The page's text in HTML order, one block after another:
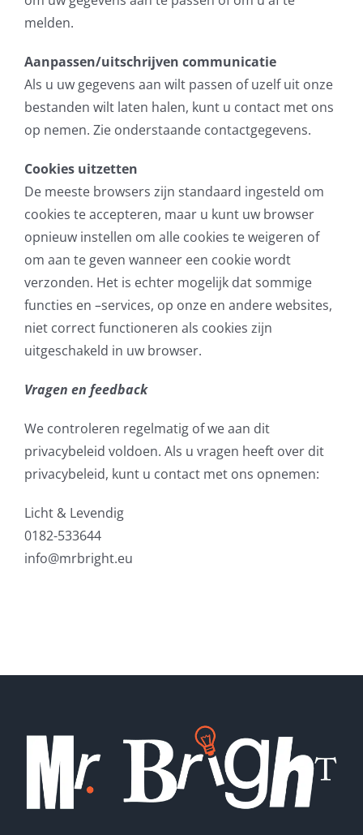
melden.
Aanpassen/uitschrijven communicatie
Als u uw gegevens aan wilt passen of uzelf uit onze
bestanden wilt laten halen, kunt u contact met ons
op nemen. Zie onderstaande contactgegevens.
Cookies uitzetten
De meeste browsers zijn standaard ingesteld om
cookies te accepteren, maar u kunt uw browser
opnieuw instellen om alle cookies te weigeren of
om aan te geven wanneer een cookie wordt
verzonden. Het is echter mogelijk dat sommige
functies en –services, op onze en andere websites,
niet correct functioneren als cookies zijn
uitgeschakeld in uw browser.
Vragen en feedback
We controleren regelmatig of we aan dit
privacybeleid voldoen. Als u vragen heeft over dit
privacybeleid, kunt u contact met ons opnemen:
Licht & Levendig
0182-533644
info@mrbright.eu